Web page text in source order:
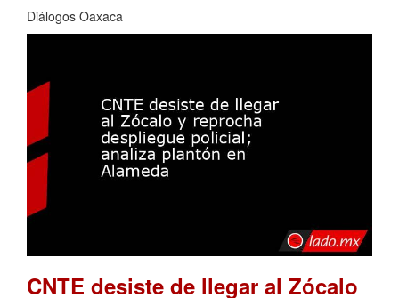
Diálogos Oaxaca
CNTE desiste de llegar al Zócalo